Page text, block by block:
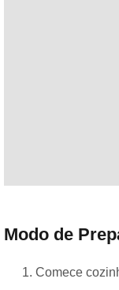
Modo de
Comece